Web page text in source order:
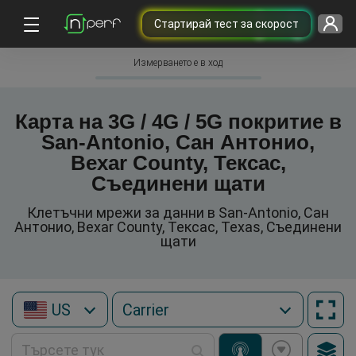
Cтартирай тест за скорост
Измерването е в ход
Карта на 3G / 4G / 5G покритие в
San-Antonio, Сан Антонио,
Bexar County, Тексас,
Съединени щати
Клетъчни мрежи за данни в San-Antonio, Сан
Антонио, Bexar County, Тексас, Texas, Съединени
щати
US